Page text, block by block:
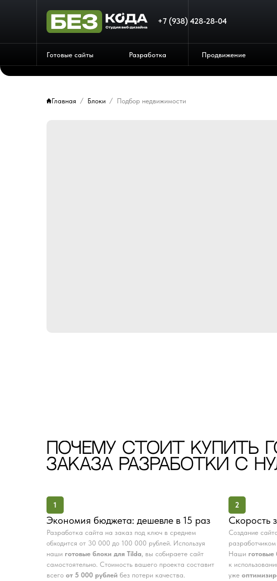
+7 (938) 428-28-04
Готовые сайты Разработка Продвижение
Главная Блоки Подбор недвижимости
ПОЧЕМУ СТОИТ КУПИТЬ
ЗАКАЗА РАЗРАБОТКИ С
1
Экономия бюджета: дешевле в 15 раз
Разработка сайта на заказ под ключ в среднем
обходится от 30 000 до 100 000 рублей. Используя
наши готовые блоки для Tilda, вы собираете сайт
самостоятельно. Стоимость вашего проекта составит
всего от 5 000 рублей без потери качества.
2
Скорость
Создание
Наши готовые
к
уже